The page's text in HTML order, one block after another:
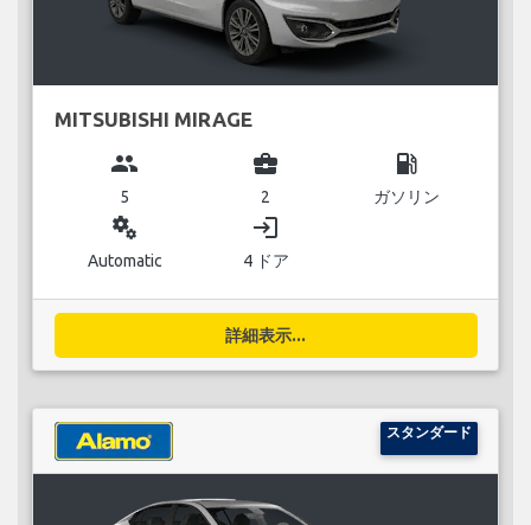
MITSUBISHI MIRAGE
group
5
business_center
2
local_gas_station
ガソリン
miscellaneous_services
Automatic
login
4 ドア
詳細表示...
スタンダード